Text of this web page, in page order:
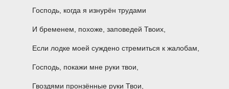
Господь, когда я изнурён трудами
И бременем, похоже, заповедей Твоих,
Если лодке моей суждено стремиться к жалобам,
Господь, покажи мне руки твои,
Гвоздями пронзённые руки Твои,